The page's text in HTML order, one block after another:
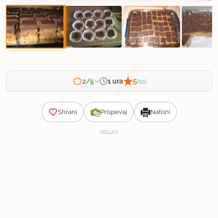
2/5 1 ura 5(10)
Shrani Prispevaj Natisni
OGLAS